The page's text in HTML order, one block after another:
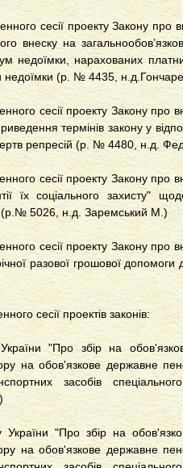
сесії проекту Закону про
внеску на
недоїмки, нарахованих
недоїмки (р. № 4435,
сесії проекту Закону про
термінів закону у
жертв репресій (р. № 4480, н.д.
сесії проекту Закону про
їх соціального захисту"
(р.№ 5026, н.д. Заремський М.)
сесії проекту Закону про
разової грошової
сесії проектів законів:
"Про збір на
на обов'язкове державне
засобів
"Про збір на
на обов'язкове державне